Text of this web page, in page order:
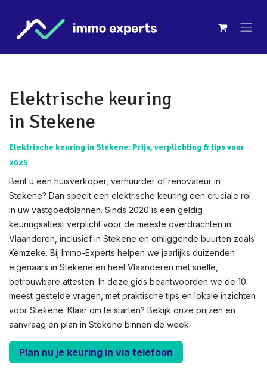
Elektrische keuring
in Stekene
Elektrische keuring in Stekene: Prijs, verplichting & tips voor
2025
Bent u een huisverkoper, verhuurder of renovateur in
Stekene? Dan speelt een elektrische keuring een cruciale rol
in uw vastgoedplannen. Sinds 2020 is een geldig
keuringsattest verplicht voor de meeste overdrachten in
Vlaanderen, inclusief in Stekene en omliggende buurten zoals
Kemzeke. Bij Immo-Experts helpen we jaarlijks duizenden
eigenaars in Stekene en heel Vlaanderen met snelle,
betrouwbare attesten. In deze gids beantwoorden we de 10
meest gestelde vragen, met praktische tips en lokale inzichten
voor Stekene. Klaar om te starten? Bekijk onze prijzen en
aanvraag en plan in Stekene binnen de week.
Plan nu je keuring in via telefoon